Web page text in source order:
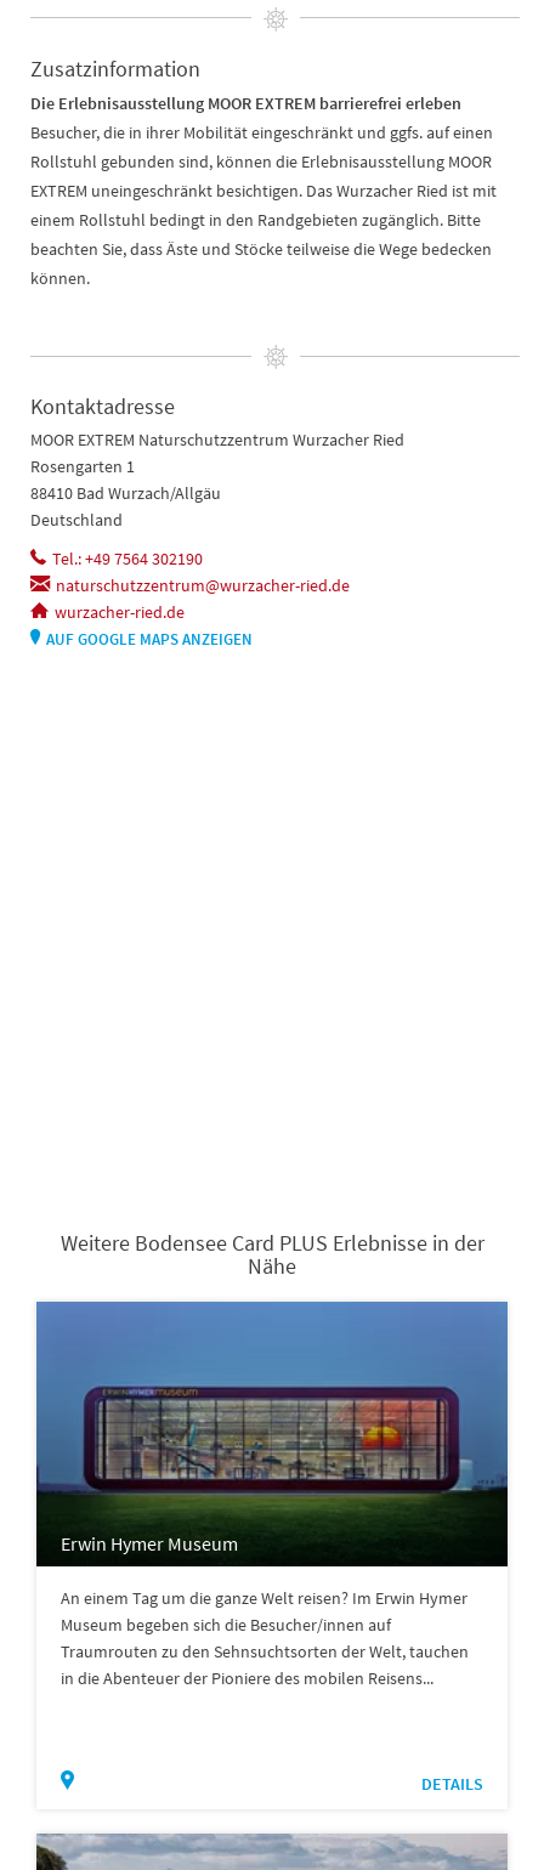
Zusatzinformation
Die Erlebnisausstellung MOOR EXTREM barrierefrei erleben
Besucher, die in ihrer Mobilität eingeschränkt und ggfs. auf einen
Rollstuhl gebunden sind, können die Erlebnisausstellung MOOR
EXTREM uneingeschränkt besichtigen. Das Wurzacher Ried ist mit
einem Rollstuhl bedingt in den Randgebieten zugänglich. Bitte
beachten Sie, dass Äste und Stöcke teilweise die Wege bedecken
können.
Kontaktadresse
MOOR EXTREM Naturschutzzentrum Wurzacher Ried
Rosengarten 1
88410 Bad Wurzach/Allgäu
Deutschland
Tel.: +49 7564 302190
naturschutzzentrum@wurzacher-ried.de
wurzacher-ried.de
AUF GOOGLE MAPS ANZEIGEN
Weitere Bodensee Card PLUS Erlebnisse in der
Nähe
Erwin Hymer Museum
An einem Tag um die ganze Welt reisen? Im Erwin Hymer
Museum begeben sich die Besucher/innen auf
Traumrouten zu den Sehnsuchtsorten der Welt, tauchen
in die Abenteuer der Pioniere des mobilen Reisens...
DETAILS